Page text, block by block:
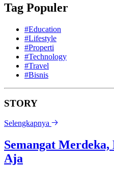
Tag Populer
#Education
#Lifestyle
#Properti
#Technology
#Travel
#Bisnis
STORY
Selengkapnya
Semangat
Aja